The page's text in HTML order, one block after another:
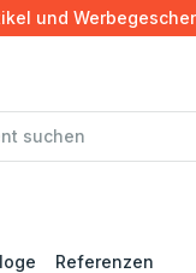
und
Referenzen